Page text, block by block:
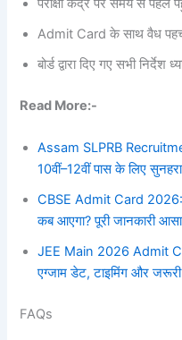
परीक्षा केंद्र पर समय से पहले
Admit Card के साथ वैध
बोर्ड द्वारा दिए गए सभी निर्देश
Read More:-
Assam SLPRB
10वीं–12वीं पास के लिए
CBSE Admit Card
कब आएगा? पूरी जानकारी
JEE Main 2026 Admit
एग्जाम डेट, टाइमिंग और
FAQs